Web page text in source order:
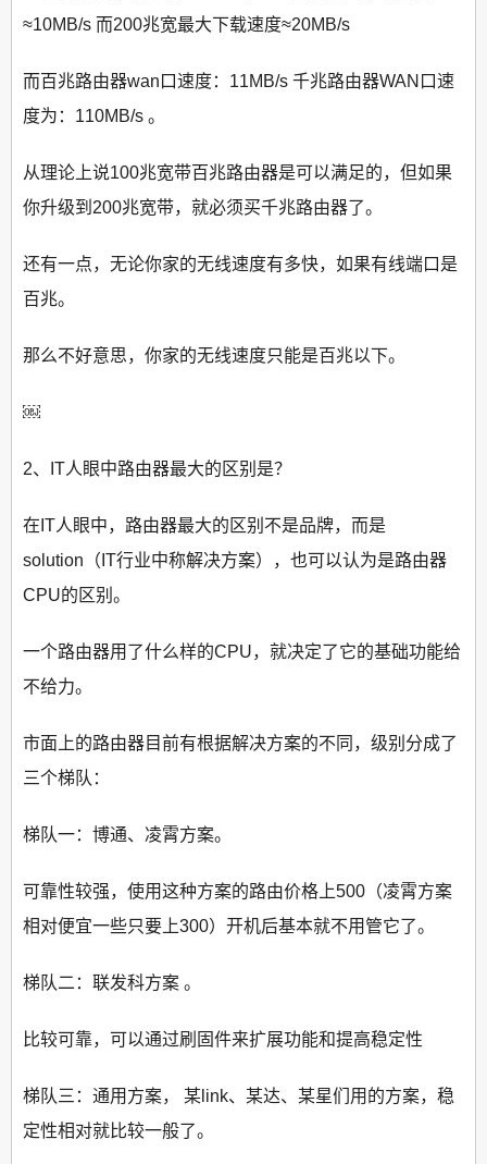
≈10MB/s 而200兆宽最大下载速度≈20MB/s
而百兆路由器wan口速度：11MB/s 千兆路由器WAN口速
度为：110MB/s 。
从理论上说100兆宽带百兆路由器是可以满足的，但如果
你升级到200兆宽带，就必须买千兆路由器了。
还有一点，无论你家的无线速度有多快，如果有线端口是
百兆。
那么不好意思，你家的无线速度只能是百兆以下。
￼
2、IT人眼中路由器最大的区别是？
在IT人眼中，路由器最大的区别不是品牌，而是
solution（IT行业中称解决方案），也可以认为是路由器
CPU的区别。
一个路由器用了什么样的CPU，就决定了它的基础功能给
不给力。
市面上的路由器目前有根据解决方案的不同，级别分成了
三个梯队：
梯队一：博通、凌霄方案。
可靠性较强，使用这种方案的路由价格上500（凌霄方案
相对便宜一些只要上300）开机后基本就不用管它了。
梯队二：联发科方案 。
比较可靠，可以通过刷固件来扩展功能和提高稳定性
梯队三：通用方案， 某link、某达、某星们用的方案，稳
定性相对就比较一般了。